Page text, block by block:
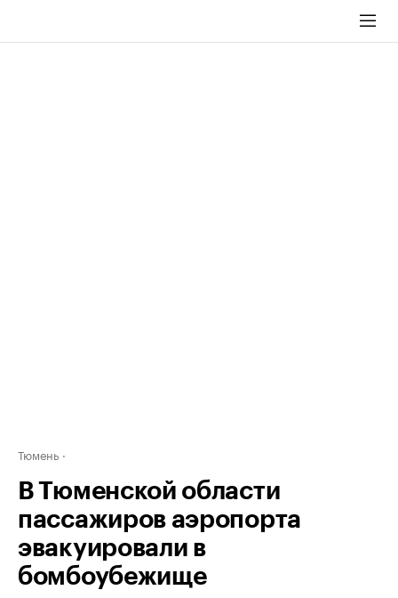
Тюмень
В Тюменской области
пассажиров аэропорта
эвакуировали в
бомбоубежище